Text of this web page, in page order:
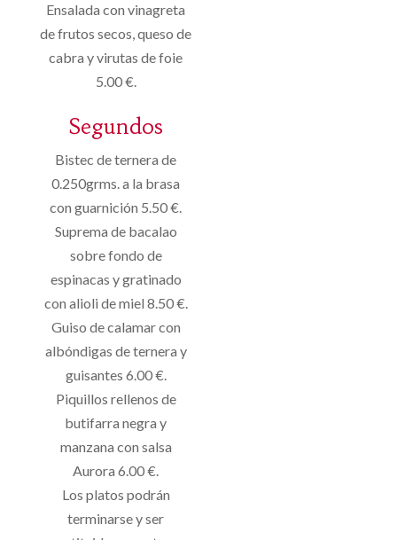
Ensalada con vinagreta
de frutos secos, queso de
cabra y virutas de foie
5.00 €.
Segundos
Bistec de ternera de
0.250grms. a la brasa
con guarnición 5.50 €.
Suprema de bacalao
sobre fondo de
espinacas y gratinado
con alioli de miel 8.50 €.
Guiso de calamar con
albóndigas de ternera y
guisantes 6.00 €.
Piquillos rellenos de
butifarra negra y
manzana con salsa
Aurora 6.00 €.
Los platos podrán
terminarse y ser